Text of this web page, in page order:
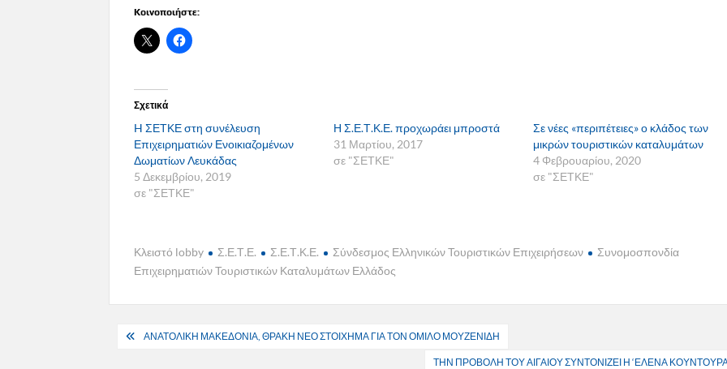
Κοινοποιήστε:
Σχετικά
H ΣΕΤΚΕ στη συνέλευση
Επιχειρηματιών Ενοικιαζομένων
Δωματίων Λευκάδας
5 Δεκεμβρίου, 2019
σε "ΣΕΤΚΕ"
Η Σ.Ε.Τ.Κ.Ε. προχωράει μπροστά
31 Μαρτίου, 2017
σε "ΣΕΤΚΕ"
Σε νέες «περιπέτειες» ο κλάδος των
μικρών τουριστικών καταλυμάτων
4 Φεβρουαρίου, 2020
σε "ΣΕΤΚΕ"
Κλειστό lobby Σ.Ε.Τ.Ε. Σ.Ε.Τ.Κ.Ε. Σύνδεσμος Ελληνικών Τουριστικών Επιχειρήσεων
Συνομοσπονδία
Επιχειρηματιών Τουριστικών Καταλυμάτων Ελλάδος
Πλοήγηση
ΑΝΑΤΟΛΙΚΗ ΜΑΚΕΔΟΝΙΑ, ΘΡΑΚΗ ΝΕΟ ΣΤΟΙΧΗΜΑ ΓΙΑ ΤΟΝ ΟΜΙΛΟ ΜΟΥΖΕΝΙΔΗ
ΤΗΝ ΠΡΟΒΟΛΗ ΤΟΥ ΑΙΓΑΙΟΥ ΣΥΝΤΟΝΙΖΕΙ Η ‘ΕΛΕΝΑ